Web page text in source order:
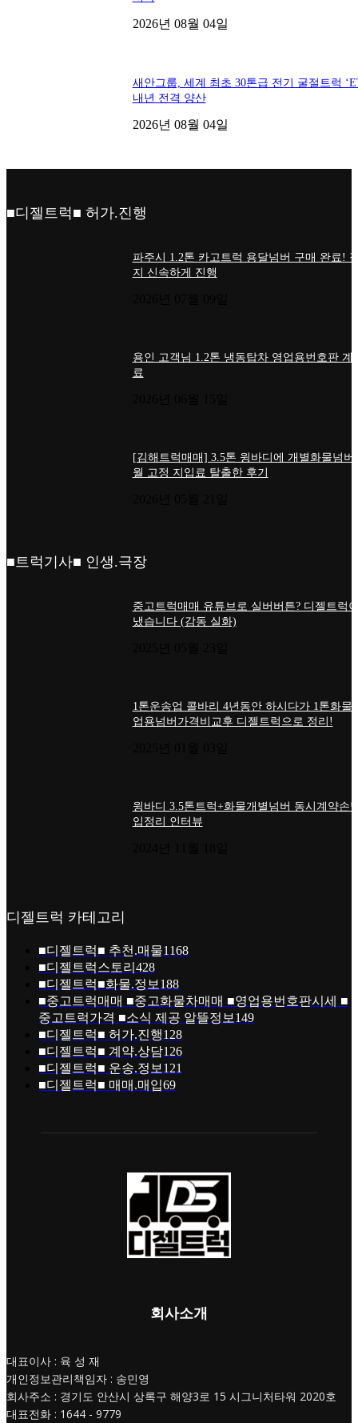
2026년 08월 04일
새안그룹, 세계 최초 30톤급 전기 굴절트럭
내년 전격 양산
2026년 08월 04일
■디젤트럭■ 허가.진행
파주시 1.2톤 카고트럭 용달넘버 구매 완료!
지 신속하게 진행
용인 고객님 1.2톤 냉동탑차 영업용번호판 계
료
[김해트럭매매] 3.5톤 윙바디에 개별화물넘버
월 고정 지입료 탈출한 후기
■트럭기사■ 인생.극장
중고트럭매매 유튜브로 실버버튼? 디젤트럭
냈습니다 (감동 실화)
1톤운송업 콜바리 4년동안 하시다가 1톤화물
업용넘버가격비교후 디젤트럭으로 정리!
윙바디 3.5톤트럭+화물개별넘버 동시계약손
입정리 인터뷰
디젤트럭 카테고리
■디젤트럭■ 추천.매물1168
■디젤트럭스토리 428
■디젤트럭■화물.정보 188
■중고트럭매매 ■중고화물차매매 ■영업용번호판시세 ■
중고트럭가격 ■소식 제공 알뜰정보 149
■디젤트럭■ 허가.진행128
■디젤트럭■ 계약.상담126
■디젤트럭■ 운송.정보 121
■디젤트럭■ 매매.매입69
회사소개
대표이사 : 육 성 재
개인정보관리책임자 : 송민영
회사주소 : 경기도 안산시 상록구 해양3로 15 시그니처타워 2020호
대표전화 : 1644 - 9779